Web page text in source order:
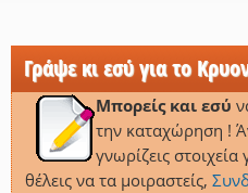
Γράψε κι εσύ για το
Μπορείς και εσύ
την καταχώρηση !
γνωρίζεις
θέλεις να τα μοιραστείς,